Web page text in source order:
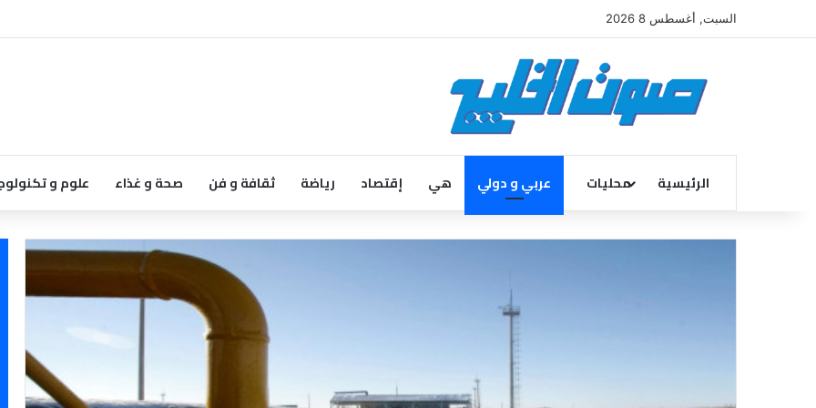
السبت, أغسطس 8 2026
الرئيسية محليات عربي و دولي هي إقتصاد رياضة ثقافة و فن صحة و غذاء علوم و